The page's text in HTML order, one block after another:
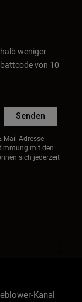
weniger
von 10
Senden
Mail-Adresse
mit den
sich jederzeit
Kanal